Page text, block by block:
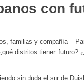
con
familias y compañía –
distritos tienen futuro?
sin duda el sur de